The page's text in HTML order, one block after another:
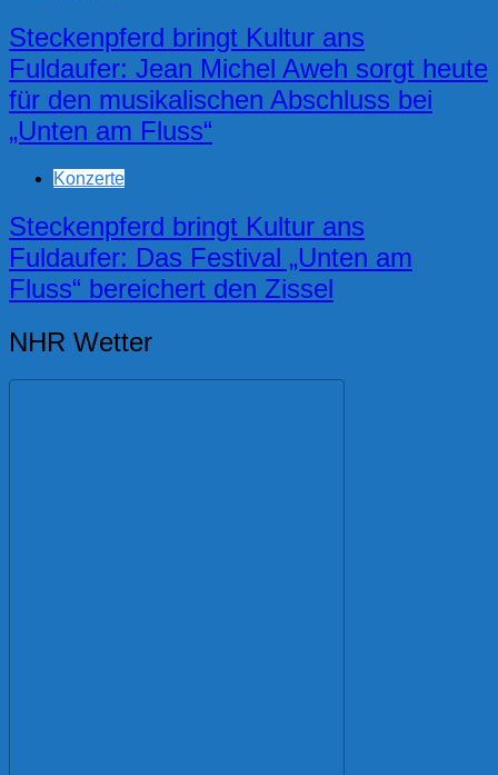
Steckenpferd bringt Kultur ans
Fuldaufer: Jean Michel Aweh sorgt heute
für den musikalischen Abschluss bei
„Unten am Fluss“
Konzerte
Steckenpferd bringt Kultur ans
Fuldaufer: Das Festival „Unten am
Fluss“ bereichert den Zissel
NHR Wetter